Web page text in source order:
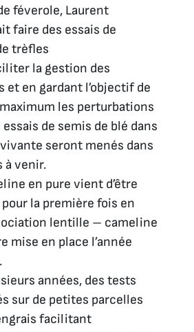
féverole, Laurent
faire des essais de
trèfles
la gestion des
et en gardant l’objectif de
les perturbations
essais de semis de blé dans
seront menés dans
à venir.
en pure vient d’être
la première fois en
lentille – cameline
mise en place l’année
années, des tests
sur de petites parcelles
facilitant